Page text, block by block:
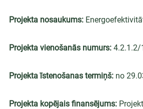
Projekta nosaukums:
Projekta vienošanās numurs:
Projekta īstenošanas termiņš: no
Projekta kopējais finansējums: